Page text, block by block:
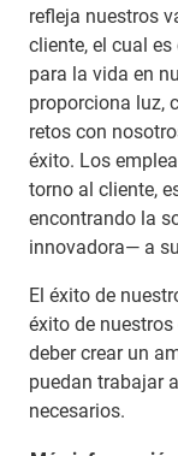
refleja nuestros
cliente, el cual
para la vida en
proporciona luz,
retos con
éxito. Los
torno al cliente,
encontrando la
innovadora— a
El éxito de
éxito de
deber crear un
puedan trabajar
necesarios.